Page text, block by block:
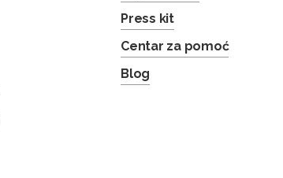
Press kit
Centar za pomoć
Blog